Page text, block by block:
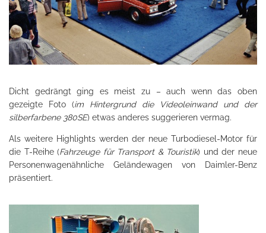
Dicht gedrängt ging es meist zu – auch wenn das oben
gezeigte Foto (im Hintergrund die Videoleinwand und der
silberfarbene 380SE) etwas anderes suggerieren vermag.
Als weitere Highlights werden der neue Turbodiesel-Motor für
die T-Reihe (Fahrzeuge für Transport & Touristik) und der neue
Personenwagenähnliche Geländewagen von Daimler-Benz
präsentiert.